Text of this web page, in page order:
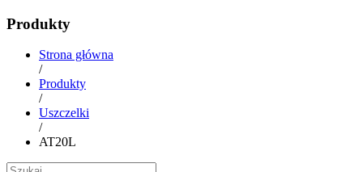
Produkty
Strona główna
/
Produkty
/
Uszczelki
/
AT20L